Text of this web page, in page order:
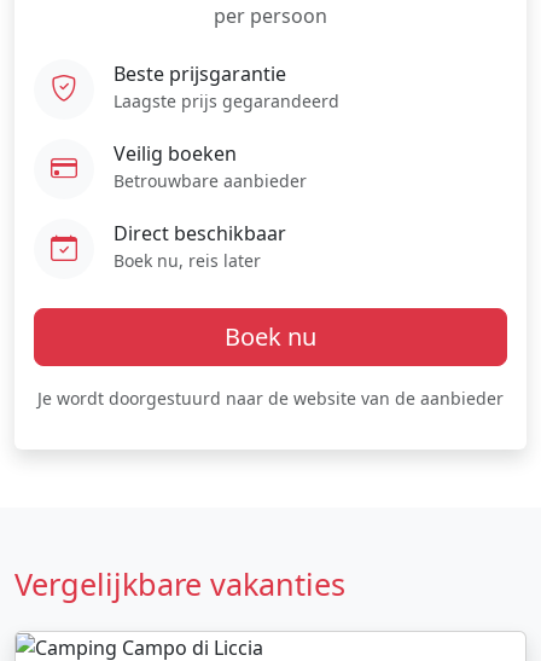
per persoon
Beste prijsgarantie
Laagste prijs gegarandeerd
Veilig boeken
Betrouwbare aanbieder
Direct beschikbaar
Boek nu, reis later
Boek nu
Je wordt doorgestuurd naar de website van de aanbieder
Vergelijkbare vakanties